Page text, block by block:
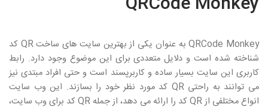
QRCode Monkeyبه عنوان یکی از بهترین سایت های ساختQR کد
شناخته شده است و دلایل متعددی برای این موضوع وجود دارد. رابط
کاربری این سایت بسیار ساده و کاربرپسند است و حتی افراد مبتدی نیز
می توانند به راحتیQR کد مورد نظر خود را بسازند. این وب سایت
انواع مختلفی ازQRکد را ارائه می دهد، از جمله QRکد برای وب سایت،